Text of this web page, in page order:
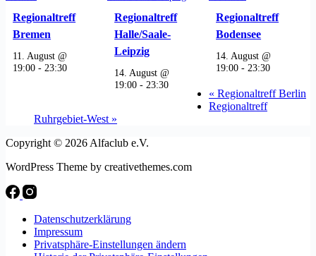
Regionaltreff
Bremen
11. August @
19:00 -23:30
Regionaltreff
Halle/Saale-
Leipzig
14. August @
19:00 -23:30
Regionaltreff
Bodensee
14. August @
19:00 -23:30
« Regionaltreff Berlin
Regionaltreff
Ruhrgebiet-West »
Copyright © 2026 Alfaclub e.V.
WordPress Theme by creativethemes.com
Datenschutzerklärung
Impressum
Privatsphäre-Einstellungen ändern